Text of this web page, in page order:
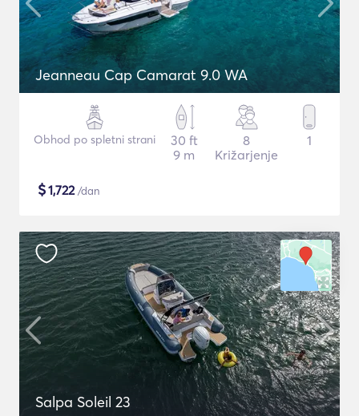
Jeanneau Cap Camarat 9.0 WA
Obhod po spletni strani
30 ft
9 m
8
Križarjenje
1
$1,722/dan
Salpa Soleil 23